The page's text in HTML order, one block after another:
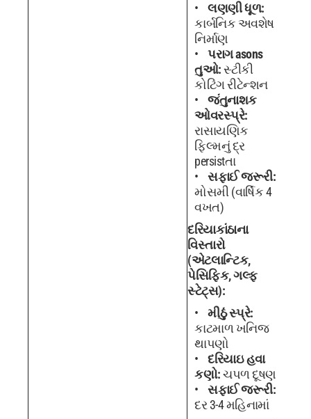
લણણી ધૂળ:
કાર્બનિક અવશેષ
નિર્માણ
પરાગ asons
તુઓ:સ્ટીકી
કોટિંગ રીટેન્શન
જંતુનાશક
ઓવરસ્પ્રે:
રાસાયણિક
ફિલ્મનું દ્ર
persistતા
સફાઈ જરૂરી:
મોસમી (વાર્ષિક 4
વખત)
દરિયાકાંઠાના
વિસ્તારો
(એટલાન્ટિક,
પેસિફિક, ગલ્ફ
સ્ટેટ્સ):
મીઠું સ્પ્રે:
કાટમાળ ખનિજ
થાપણો
દરિયાઇ હવા
કણો:ચપળ દૂષણ
સફાઈ જરૂરી:
દર 3-4 મહિનામાં